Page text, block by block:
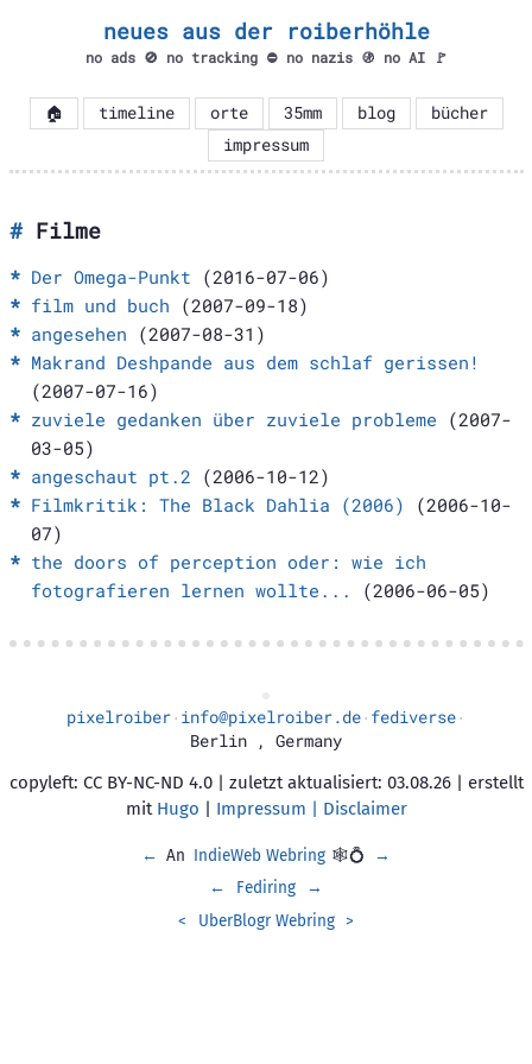
neues aus der roiberhöhle
no ads 🚫 no tracking ⛔ no nazis 🚯 no AI 🚩
🏠 timeline orte 35mm blog
bücher
impressum
Filme
Der Omega-Punkt (2016-07-06)
film und buch (2007-09-18)
angesehen (2007-08-31)
Makrand Deshpande aus dem schlaf gerissen!
(2007-07-16)
zuviele gedanken über zuviele probleme (2007-
03-05)
angeschaut pt.2 (2006-10-12)
Filmkritik: The Black Dahlia (2006) (2006-10-
07)
the doors of perception oder: wie ich
fotografieren lernen wollte...
(2006-06-05)
pixelroiber· info@pixelroiber.de· fediverse·
Berlin , Germany
copyleft: CC BY-NC-ND 4.0 | zuletzt aktualisiert: 03.08.26 | erstellt
mit Hugo | Impressum | Disclaimer
← An IndieWeb Webring 🕸💍
→
←
Fediring
→
<
UberBlogr Webring >